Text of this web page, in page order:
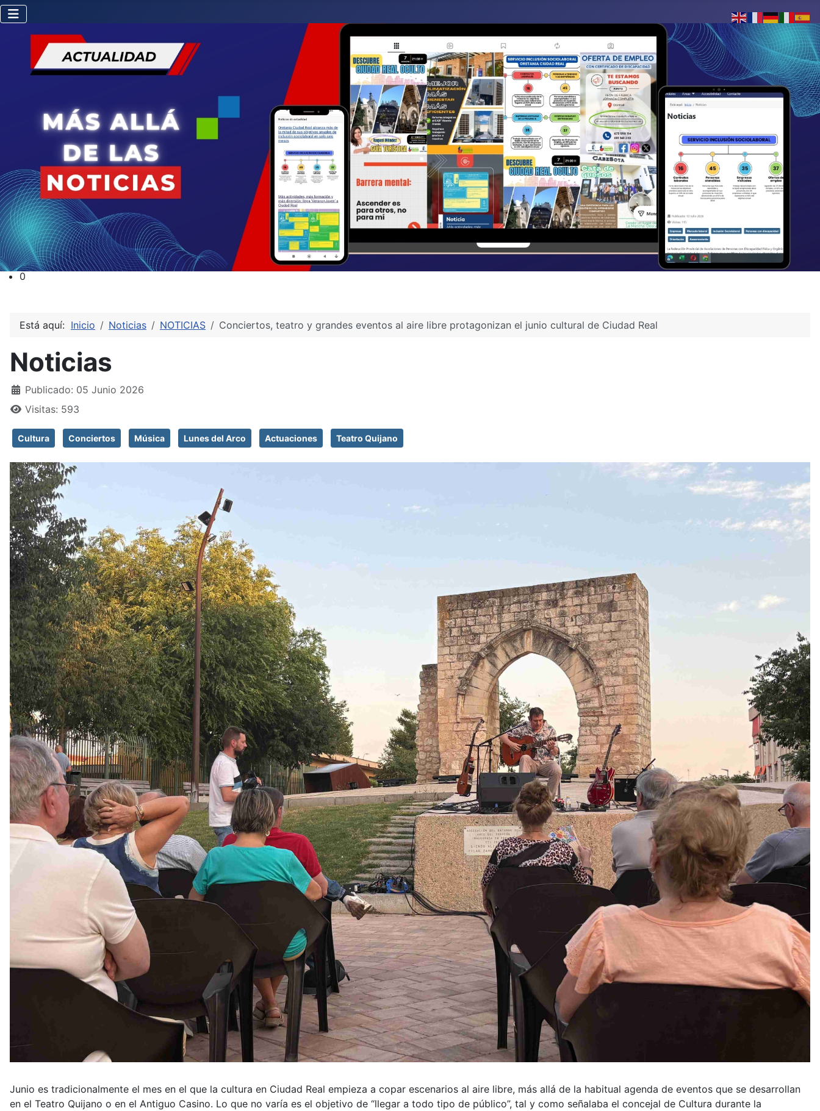
0
Está aquí: Inicio Noticias NOTICIAS Conciertos, teatro y grandes eventos al aire libre protagonizan el junio cultural de Ciudad Real
Noticias
Detalles
Publicado: 05 Junio 2026
Visitas: 593
Cultura Conciertos Música Lunes del Arco Actuaciones Teatro Quijano
Junio es tradicionalmente el mes en el que la cultura en Ciudad Real empieza a copar escenarios al aire libre, más allá de la habitual agenda de eventos que se desarrollan
en el Teatro Quijano o en el Antiguo Casino. Lo que no varía es el objetivo de “llegar a todo tipo de público”, tal y como señalaba el concejal de Cultura durante la